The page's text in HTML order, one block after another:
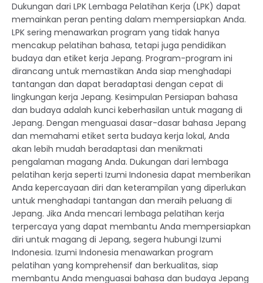
Dukungan dari LPK Lembaga Pelatihan Kerja (LPK) dapat
memainkan peran penting dalam mempersiapkan Anda.
LPK sering menawarkan program yang tidak hanya
mencakup pelatihan bahasa, tetapi juga pendidikan
budaya dan etiket kerja Jepang. Program-program ini
dirancang untuk memastikan Anda siap menghadapi
tantangan dan dapat beradaptasi dengan cepat di
lingkungan kerja Jepang. Kesimpulan Persiapan bahasa
dan budaya adalah kunci keberhasilan untuk magang di
Jepang. Dengan menguasai dasar-dasar bahasa Jepang
dan memahami etiket serta budaya kerja lokal, Anda
akan lebih mudah beradaptasi dan menikmati
pengalaman magang Anda. Dukungan dari lembaga
pelatihan kerja seperti Izumi Indonesia dapat memberikan
Anda kepercayaan diri dan keterampilan yang diperlukan
untuk menghadapi tantangan dan meraih peluang di
Jepang. Jika Anda mencari lembaga pelatihan kerja
terpercaya yang dapat membantu Anda mempersiapkan
diri untuk magang di Jepang, segera hubungi Izumi
Indonesia. Izumi Indonesia menawarkan program
pelatihan yang komprehensif dan berkualitas, siap
membantu Anda menguasai bahasa dan budaya Jepang